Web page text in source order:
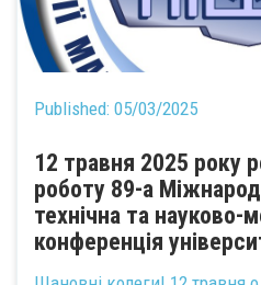
Published: 05/03/2025
12 травня 2025 року
роботу 89-а
технічна та науково-
конференція